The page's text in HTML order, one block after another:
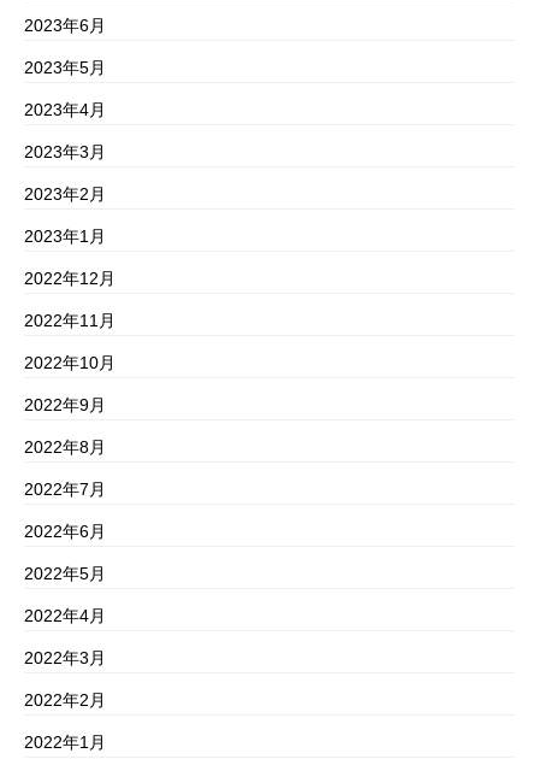
2023年6月
2023年5月
2023年4月
2023年3月
2023年2月
2023年1月
2022年12月
2022年11月
2022年10月
2022年9月
2022年8月
2022年7月
2022年6月
2022年5月
2022年4月
2022年3月
2022年2月
2022年1月